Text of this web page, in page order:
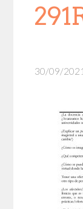
30/09/2021